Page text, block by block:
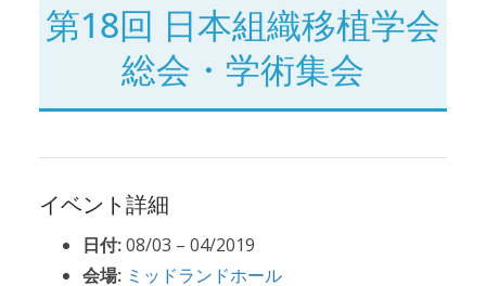
第18回 日本組織移植学会
総会・学術集会
イベント詳細
日付:08/03 – 04/2019
会場: ミッドランドホール